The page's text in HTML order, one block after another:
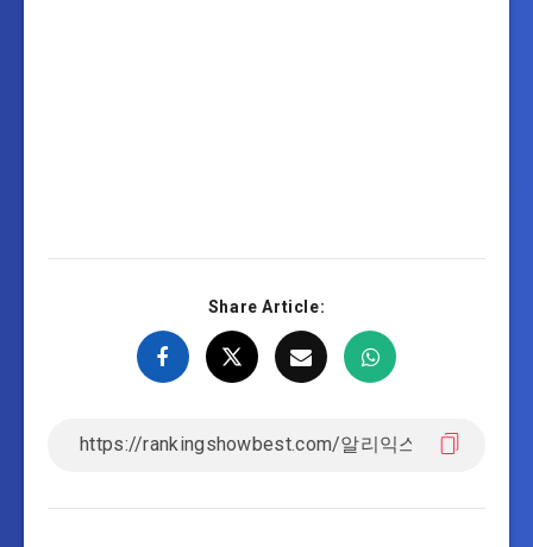
Share Article: